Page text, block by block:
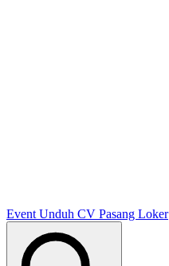
Event Unduh CV Pasang Loker